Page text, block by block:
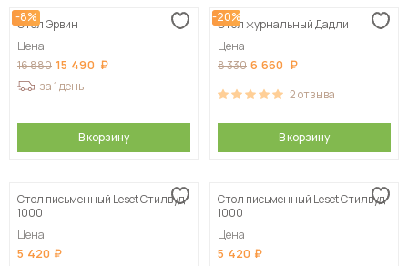
-8%
Стол Эрвин
Цена
16 880 15 490
за 1 день
В корзину
-20%
Стол журнальный Дадли
Цена
8 330 6 660
2отзыва
В корзину
Стол письменный Leset Стилвуд
1000
Цена
5 420
Стол письменный Leset Стилвуд
1000
Цена
5 420